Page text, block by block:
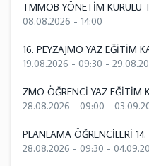
TMMOB YÖNETİM KURULU
08.08.2026 - 14:00
16. PEYZAJMO YAZ EĞİTİM
19.08.2026 - 09:30 -
ZMO ÖĞRENCİ YAZ EĞİTİM
28.08.2026 - 09:00 -
PLANLAMA ÖĞRENCİLERİ
28.08.2026 - 09:30 -